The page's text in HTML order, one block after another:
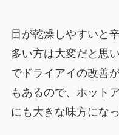
目が乾燥しやすいと
多い方は大変だと思
でドライアイの改善
もあるので、ホット
にも大きな味方にな